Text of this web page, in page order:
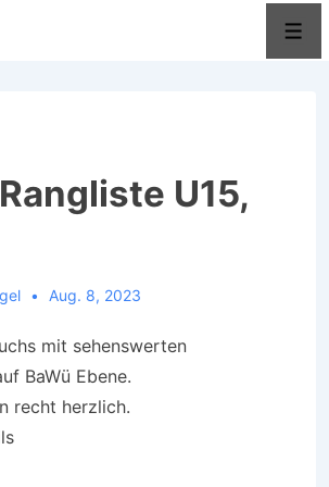
U15,
Aug. 8, 2023
mit sehenswerten
BaWü Ebene.
recht herzlich.